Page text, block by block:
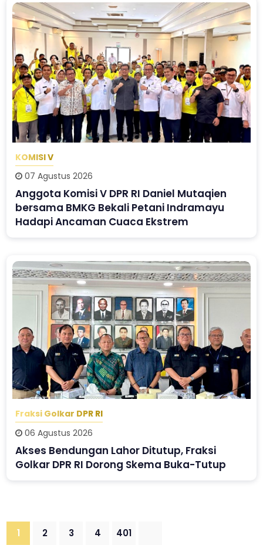
KOMISI V
07 Agustus 2026
Anggota Komisi V DPR RI Daniel Mutaqien
bersama BMKG Bekali Petani Indramayu
Hadapi Ancaman Cuaca Ekstrem
Fraksi Golkar DPR RI
06 Agustus 2026
Akses Bendungan Lahor Ditutup, Fraksi
Golkar DPR RI Dorong Skema Buka-Tutup
1 2 3 4 401